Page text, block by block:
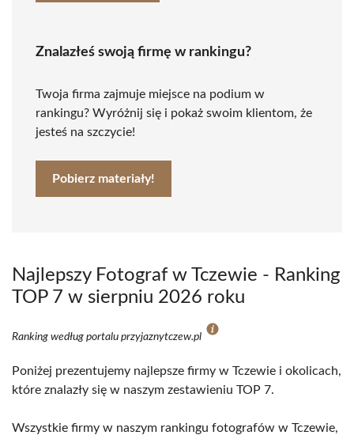
Znalazłeś swoją firmę w rankingu?
Twoja firma zajmuje miejsce na podium w
rankingu? Wyróżnij się i pokaż swoim klientom, że
jesteś na szczycie!
Pobierz materiały!
Najlepszy Fotograf w Tczewie - Ranking
TOP 7 w sierpniu 2026 roku
Ranking według portalu przyjaznytczew.pl
Poniżej prezentujemy najlepsze firmy w Tczewie i okolicach,
które znalazły się w naszym zestawieniu TOP 7.
Wszystkie firmy w naszym rankingu fotografów w Tczewie,